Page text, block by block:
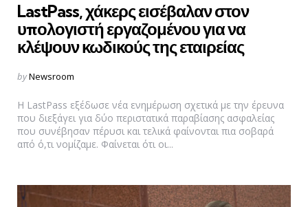
LastPass, χάκερς εισέβαλαν στον
υπολογιστή εργαζομένου για να
κλέψουν κωδικούς της εταιρείας
Posted
byNewsroom
Η LastPass εξέδωσε νέα ενημέρωση σχετικά με την έρευνα
που διεξάγει για δύο περιστατικά παραβίασης ασφαλείας
που συνέβησαν πέρυσι και τελικά φαίνονται πια σοβαρά
από ό,τι νομίζαμε. Φαίνεται ότι οι...